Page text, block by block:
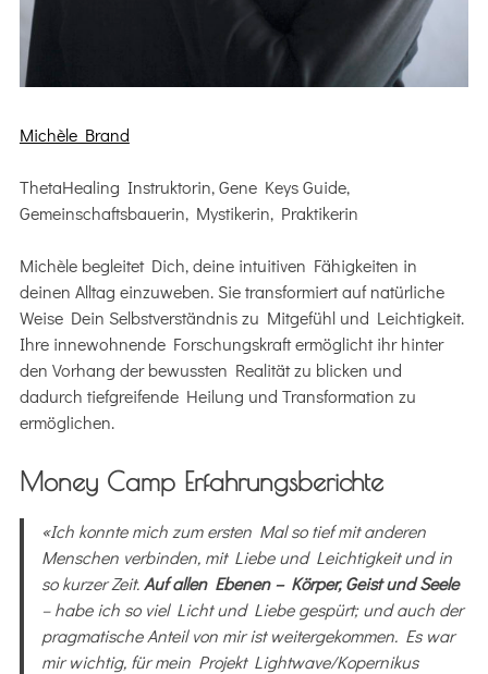
Michèle Brand
ThetaHealing Instruktorin, Gene Keys Guide,
Gemeinschaftsbauerin, Mystikerin, Praktikerin
Michèle begleitet Dich, deine intuitiven Fähigkeiten in
deinen Alltag einzuweben. Sie transformiert auf natürliche
Weise Dein Selbstverständnis zu Mitgefühl und Leichtigkeit.
Ihre innewohnende Forschungskraft ermöglicht ihr hinter
den Vorhang der bewussten Realität zu blicken und
dadurch tiefgreifende Heilung und Transformation zu
ermöglichen.
Money Camp Erfahrungsberichte
«Ich konnte mich zum ersten Mal so tief mit anderen
Menschen verbinden, mit Liebe und Leichtigkeit und in
so kurzer Zeit.Auf allen Ebenen – Körper, Geist und Seele
– habe ich so viel Licht und Liebe gespürt; und auch der
pragmatische Anteil von mir ist weitergekommen. Es war
mir wichtig, für mein Projekt Lightwave/Kopernikus